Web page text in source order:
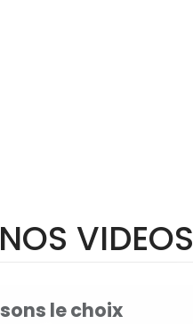
le choix
NOS VIDEOS